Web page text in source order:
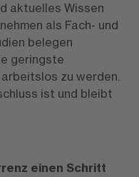
aktuelles Wissen
als Fach- und
belegen
geringste
zu werden.
ist und bleibt
einen Schritt